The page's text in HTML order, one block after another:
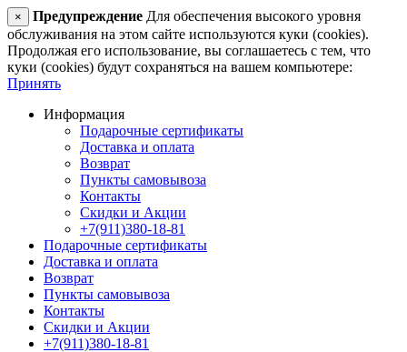
× Предупреждение Для обеспечения высокого уровня
обслуживания на этом сайте используются куки (cookies).
Продолжая его использование, вы соглашаетесь с тем, что
куки (cookies) будут сохраняться на вашем компьютере:
Принять
Информация
Подарочные сертификаты
Доставка и оплата
Возврат
Пункты самовывоза
Контакты
Скидки и Акции
+7(911)380-18-81
Подарочные сертификаты
Доставка и оплата
Возврат
Пункты самовывоза
Контакты
Скидки и Акции
+7(911)380-18-81